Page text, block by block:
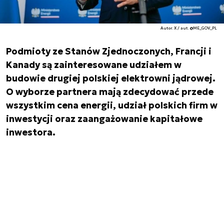
Autor. X / aut. @ME_GOV_PL
Podmioty ze Stanów Zjednoczonych, Francji i
Kanady są zainteresowane udziałem w
budowie drugiej polskiej elektrowni jądrowej.
O wyborze partnera mają zdecydować przede
wszystkim cena energii, udział polskich firm w
inwestycji oraz zaangażowanie kapitałowe
inwestora.